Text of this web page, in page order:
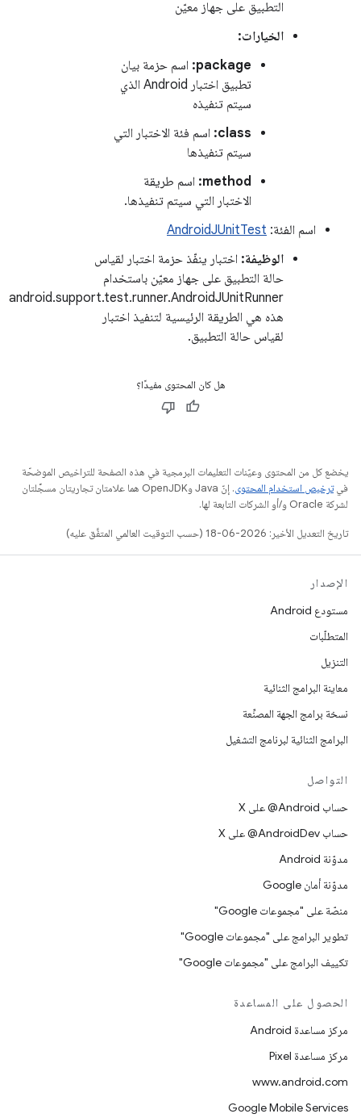
التطبيق على جهاز معيّن
الخيارات:
package: اسم حزمة بيان
تطبيق اختبار Android الذي
سيتم تنفيذه
class: اسم فئة الاختبار التي
سيتم تنفيذها
method: اسم طريقة
الاختبار التي سيتم تنفيذها.
اسم الفئة: AndroidJUnitTest
الوظيفة: اختبار ينفّذ حزمة اختبار لقياس
حالة التطبيق على جهاز معيّن باستخدام
android.support.test.runner.AndroidJUnitRunner
هذه هي الطريقة الرئيسية لتنفيذ اختبار
لقياس حالة التطبيق.
هل كان المحتوى مفيدًا؟
يخضع كل من المحتوى وعيّنات التعليمات البرمجية في هذه الصفحة للتراخيص الموضحّة
فيترخيص استخدام المحتوى
. إنّ Java وOpenJDK هما علامتان تجاريتان مسجَّلتان
لشركة Oracle و/أو الشركات التابعة لها.
تاريخ التعديل الأخير: 2026-06-18 (حسب التوقيت العالمي المتفَّق عليه)
الإصدار
مستودع Android
المتطلّبات
التنزيل
معاينة البرامج الثنائية
نسخة برامج الجهة المصنِّعة
البرامج الثنائية لبرنامج التشغيل
التواصل
حساب ‎@Android على X
حساب ‎@AndroidDev على X
مدوّنة Android
مدوّنة أمان Google
منصّة على "مجموعات Google"
تطوير البرامج على "مجموعات Google"
تكييف البرامج على "مجموعات Google"
الحصول على المساعدة
مركز مساعدة Android
مركز مساعدة Pixel
www.android.com
Google Mobile Services